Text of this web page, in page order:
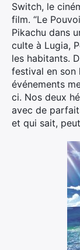
Switch, le
film. “Le
Pikachu dans
culte à Lugia,
les habitants.
festival en son
événements
ci. Nos deux
avec de
et qui sait,